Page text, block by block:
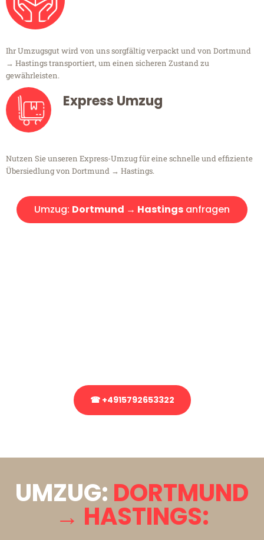
Ihr Umzugsgut wird von uns sorgfältig verpackt und von Dortmund
→ Hastings transportiert, um einen sicheren Zustand zu
gewährleisten.
Express Umzug
Nutzen Sie unseren Express-Umzug für eine schnelle und effiziente
Übersiedlung von Dortmund → Hastings.
Umzug: Dortmund → Hastings anfragen
☎ +4915792653322
UMZUG: DORTMUND
→ HASTINGS: